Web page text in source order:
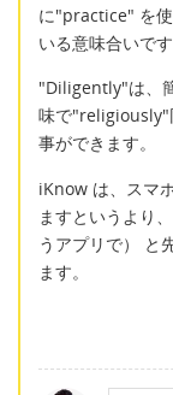
に"practice" を
いる意味合いです
"Diligently"は、
味で"religiously"
事ができます。
iKnow は、スマ
ますというより
うアプリで） と
ます。